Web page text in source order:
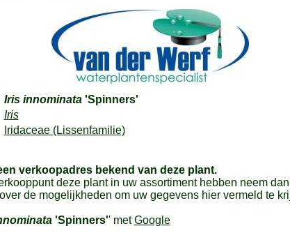
Iris innominata'Spinners'
Iris
Iridaceae (Lissenfamilie)
verkoopadres bekend van deze plant.
deze plant in uw assortiment hebben neem
over de mogelijkheden om uw gegevens hier vermeld te
'Spinners'' metGoogle